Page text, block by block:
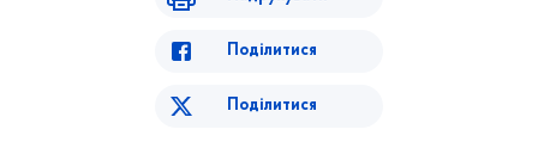
Поділитися
Поділитися